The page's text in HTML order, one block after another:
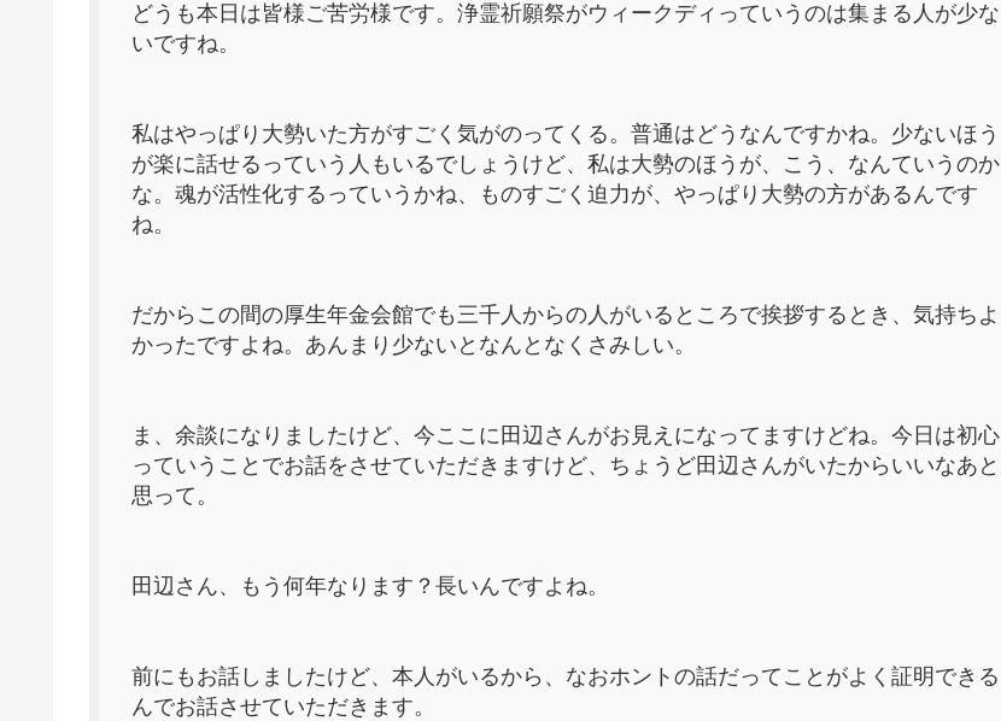
どうも本日は皆様ご苦労様です。浄霊祈願祭がウィークディっていうのは集まる人が少な
いですね。
私はやっぱり大勢いた方がすごく気がのってくる。普通はどうなんですかね。少ないほう
が楽に話せるっていう人もいるでしょうけど、私は大勢のほうが、こう、なんていうのか
な。魂が活性化するっていうかね、ものすごく迫力が、やっぱり大勢の方があるんです
ね。
だからこの間の厚生年金会館でも三千人からの人がいるところで挨拶するとき、気持ちよ
かったですよね。あんまり少ないとなんとなくさみしい。
ま、余談になりましたけど、今ここに田辺さんがお見えになってますけどね。今日は初心
っていうことでお話をさせていただきますけど、ちょうど田辺さんがいたからいいなあと
思って。
田辺さん、もう何年なります？長いんですよね。
前にもお話しましたけど、本人がいるから、なおホントの話だってことがよく証明できる
んでお話させていただきます。